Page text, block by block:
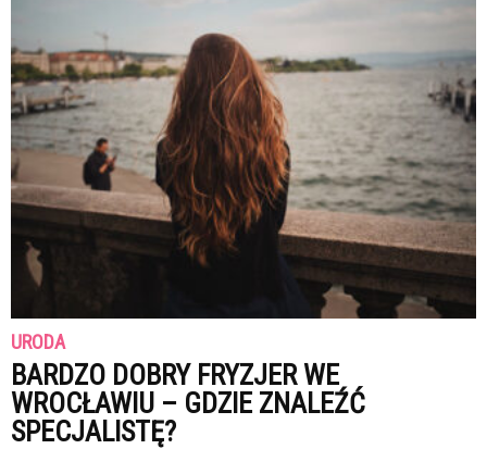
URODA
BARDZO DOBRY FRYZJER WE
WROCŁAWIU – GDZIE ZNALEŹĆ
SPECJALISTĘ?